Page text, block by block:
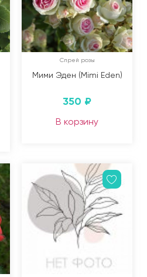
Спрей розы
Мими Эден (Mimi Eden)
350 ₽
В корзину